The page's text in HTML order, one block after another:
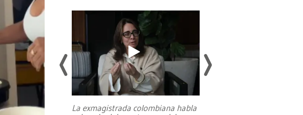
28 de
una
La exmagistrada colombiana habla